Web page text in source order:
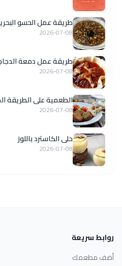
طريقة عمل الحسو
2026-07-08
طريقة عمل دمعة
2026-07-08
الطعمية على الطريقة
2026-07-08
حلى الكاسترد باللوز
2026-07-08
روابط سريعة
أضف مطعمك